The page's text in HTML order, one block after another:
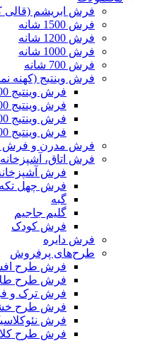
فرش ابریشم (قالی
فرش 1500 شانه
فرش 1200 شانه
فرش 1000 شانه
فرش 700 شانه
فرش وینتیج (کهنه
فرش وینتیج 1200 شانه
فرش وینتیج 1000 شانه
فرش وینتیج 700 شانه
فرش وینتیج 500 شانه
فرش مدرن و فرش
فرش اتاق، آشپزخانه
فرش
فرش چهل تکه
گبه
گلیم جاجیم
فرش کودک
فرش دایره
طرح‌های پرفروش
فرش طرح
فرش طرح
فرش ترک و
فرش طرح
فرش
فرش طرح